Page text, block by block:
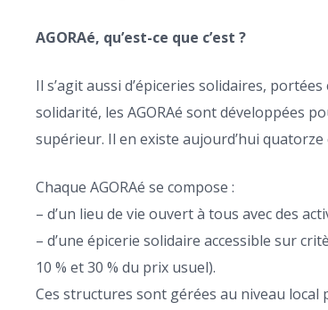
AGORAé, qu’est-ce que c’est ?
Il s’agit aussi d’épiceries solidaires,
solidarité, les AGORAé sont développées
supérieur. Il en existe aujourd’hui quatorze
Chaque AGORAé se compose :
– d’un lieu de vie ouvert à tous avec des
– d’une épicerie solidaire accessible sur
10 % et 30 % du prix usuel).
Ces structures sont gérées au niveau local